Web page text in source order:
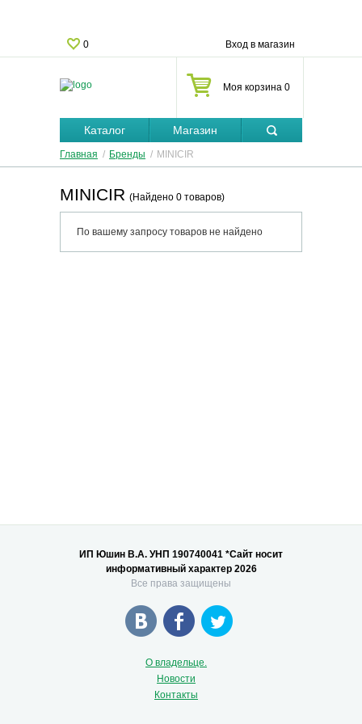
0 Вход в магазин
Моя корзина 0
Каталог Магазин
Главная / Бренды / MINICIR
MINICIR (Найдено 0 товаров)
По вашему запросу товаров не найдено
ИП Юшин В.А. УНП 190740041 *Сайт носит
информативный характер 2026
Все права защищены
О владельце.
Новости
Контакты